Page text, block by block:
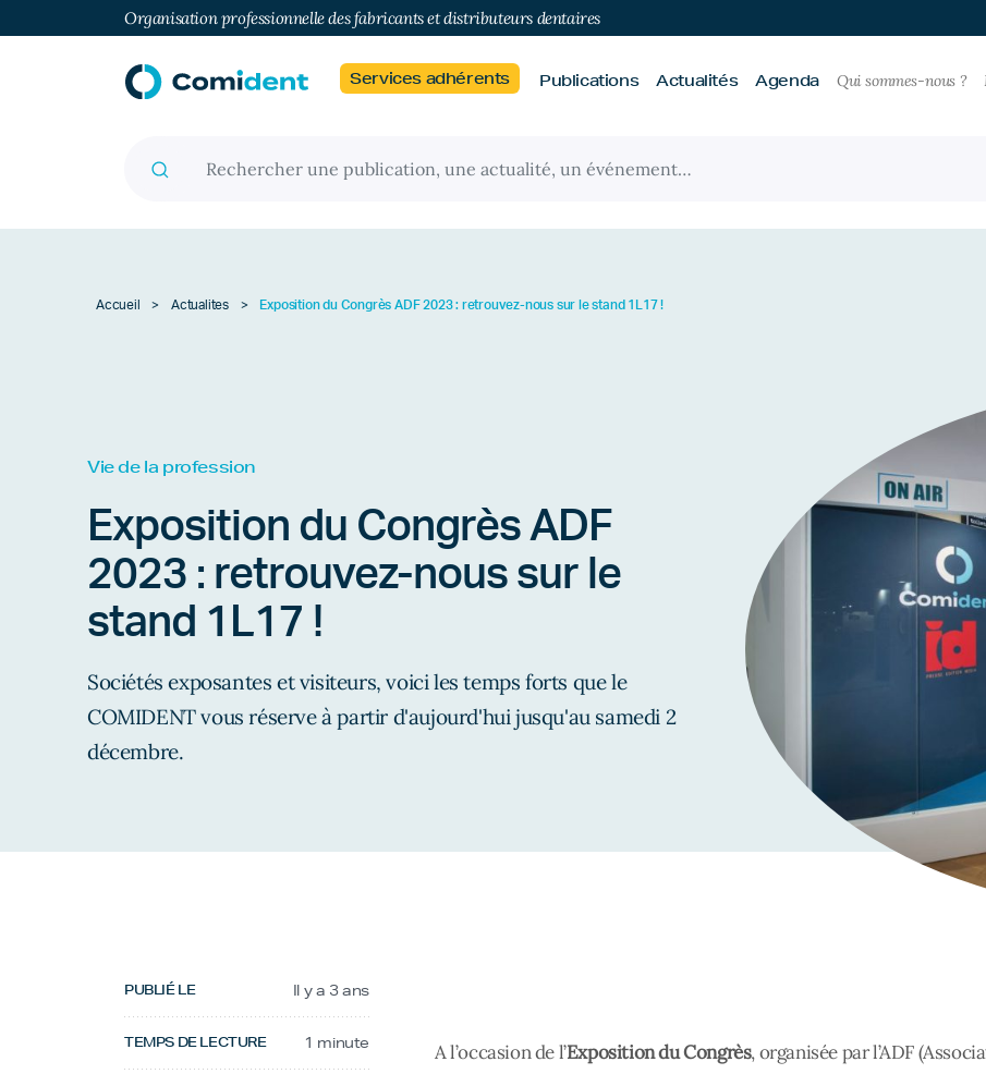
Organisation professionnelle des fabricants et distributeurs dentaires
Services adhérents Publications Actualités Agenda Qui sommes-nous ?
Accueil > Actualites > Exposition du Congrès ADF 2023 : retrouvez-nous sur le stand 1L17 !
Vie de la profession
Exposition du Congrès ADF
2023 : retrouvez-nous sur le
stand 1L17 !
Sociétés exposantes et visiteurs, voici les temps forts que le
COMIDENT vous réserve à partir d'aujourd'hui jusqu'au samedi 2
décembre.
PUBLIÉ LE Il y a 3 ans
TEMPS DE LECTURE 1 minute A l’occasion de l’Exposition du Congrès, organisée par l’ADF